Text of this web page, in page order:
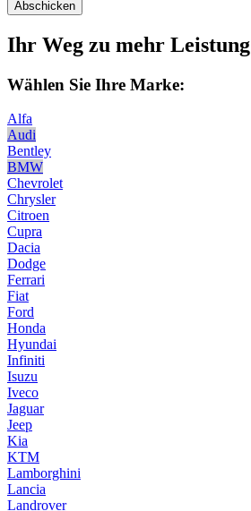
Abschicken
Ihr Weg zu mehr Leistung
Wählen Sie Ihre Marke:
Alfa
Audi
Bentley
BMW
Chevrolet
Chrysler
Citroen
Cupra
Dacia
Dodge
Ferrari
Fiat
Ford
Honda
Hyundai
Infiniti
Isuzu
Iveco
Jaguar
Jeep
Kia
KTM
Lamborghini
Lancia
Landrover